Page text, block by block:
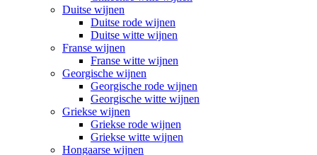
Duitse wijnen
Duitse rode wijnen
Duitse witte wijnen
Franse wijnen
Franse witte wijnen
Georgische wijnen
Georgische rode wijnen
Georgische witte wijnen
Griekse wijnen
Griekse rode wijnen
Griekse witte wijnen
Hongaarse wijnen